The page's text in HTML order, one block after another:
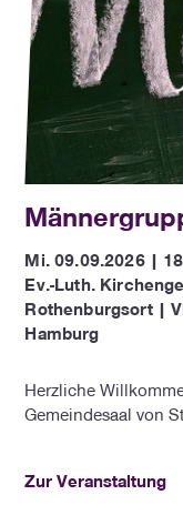
Mi. 09.09.2026 |
Ev.-Luth.
Rothenburgsort |
Hamburg
Herzliche
Gemeindesaal von
Zur Veranstaltung